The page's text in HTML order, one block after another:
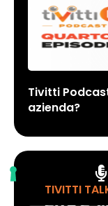
Tivitti
azienda?
TIVITTI